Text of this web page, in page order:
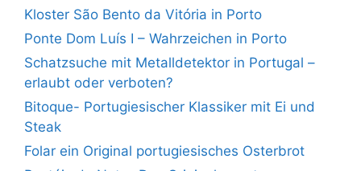
Kloster São Bento da Vitória in Porto
Ponte Dom Luís I – Wahrzeichen in Porto
Schatzsuche mit Metalldetektor in Portugal –
erlaubt oder verboten?
Bitoque- Portugiesischer Klassiker mit Ei und
Steak
Folar ein Original portugiesisches Osterbrot